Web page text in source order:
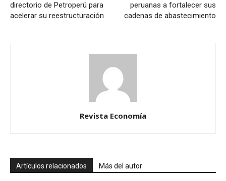
directorio de Petroperú para
acelerar su reestructuración
peruanas a fortalecer sus
cadenas de abastecimiento
Revista Economía
Artículos relacionados Más del autor